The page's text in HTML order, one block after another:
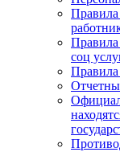
Правила
Правила
соц
Правила